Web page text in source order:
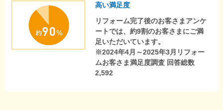
高い満足度
リフォーム完了後のお客さまアンケ
ートでは、約9割のお客さまにご満
足いただいています。
※2024年4月～2025年3月リフォー
ムお客さま満足度調査 回答総数
2,592